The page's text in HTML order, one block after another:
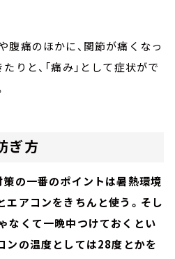
腹痛のほかに、関節が痛くなっ
りと、「痛み」として症状がで
。
ぎ方
策の一番のポイントは暑熱環境
エアコンをきちんと使う。そし
なくて一晩中つけておくとい
ンの温度としては28度とかを